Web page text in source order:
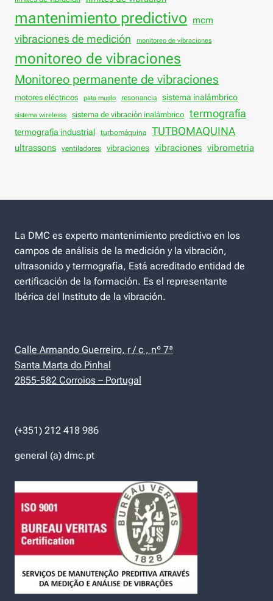
mantenimiento predictivo mcm
vibraciones de medición monitoreo de vibraciones
monitoreo de vibraciones
Monitoreo permanente de vibraciones
motores eléctricos pata muslo resonancia sistema inalámbrico
sistema wirelesss sistema de vibración inalámbrico termografía
termografía industrial turbomáquina TUTBOMAQUINA
ultrassons ventiladores vibraciones vibraciones vibrometria
La DMC es experto mantenimiento predictivo en los
campos de análisis de la medición y la vibración,
ultrasonido y termografía, Está acreditado entidad de
certificación de la formación. Es el representante
Ibérica del Instituto de la vibración.
Calle Armando Guerreiro, r / c , nº 7ª
Santa Marta do Pinhal
2855-582 Corroios – Portugal
(+351) 212 418 986
general (a) dmc.pt